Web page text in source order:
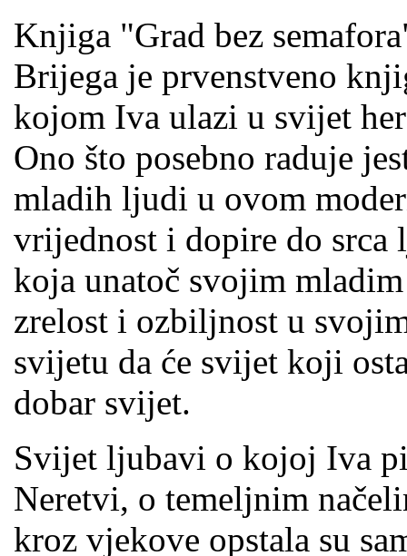
Knjiga "Grad bez
Brijega je prvenstveno
kojom Iva ulazi u svijet
Ono što posebno raduje
mladih ljudi u ovom
vrijednost i dopire do srca
koja unatoč svojim
zrelost i ozbiljnost u
svijetu da će svijet koji
dobar svijet.
Svijet ljubavi o kojoj Iva
Neretvi, o temeljnim
kroz vjekove opstala su